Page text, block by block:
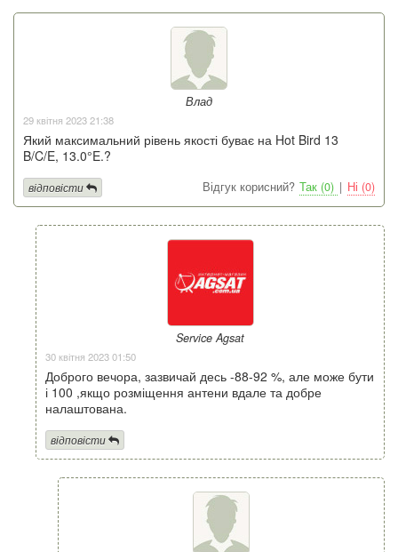
Влад
29 квітня 2023 21:38
Який максимальний рівень якості буває на Hot Bird 13
B/C/E, 13.0°E.?
Відгук корисний? Так (0) | Ні (0)
відповісти
Service Agsat
30 квітня 2023 01:50
Доброго вечора, зазвичай десь -88-92 %, але може бути
і 100 ,якщо розміщення антени вдале та добре
налаштована.
відповісти